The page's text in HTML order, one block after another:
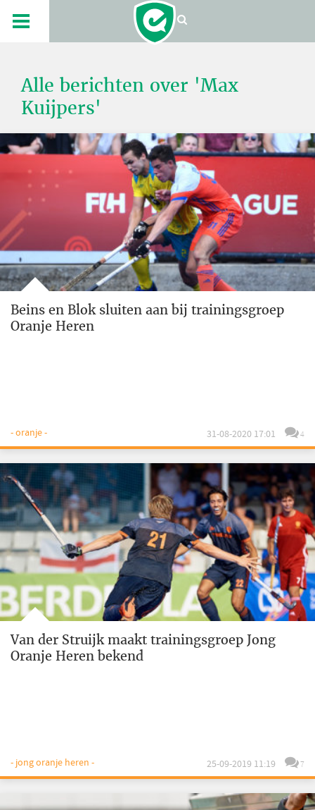
Alle berichten over 'Max
Kuijpers'
Beins en Blok sluiten aan bij trainingsgroep
Oranje Heren
- oranje - 31-08-2020 17:01 4
Van der Struijk maakt trainingsgroep Jong
Oranje Heren bekend
- jong oranje heren - 25-09-2019 11:19 7